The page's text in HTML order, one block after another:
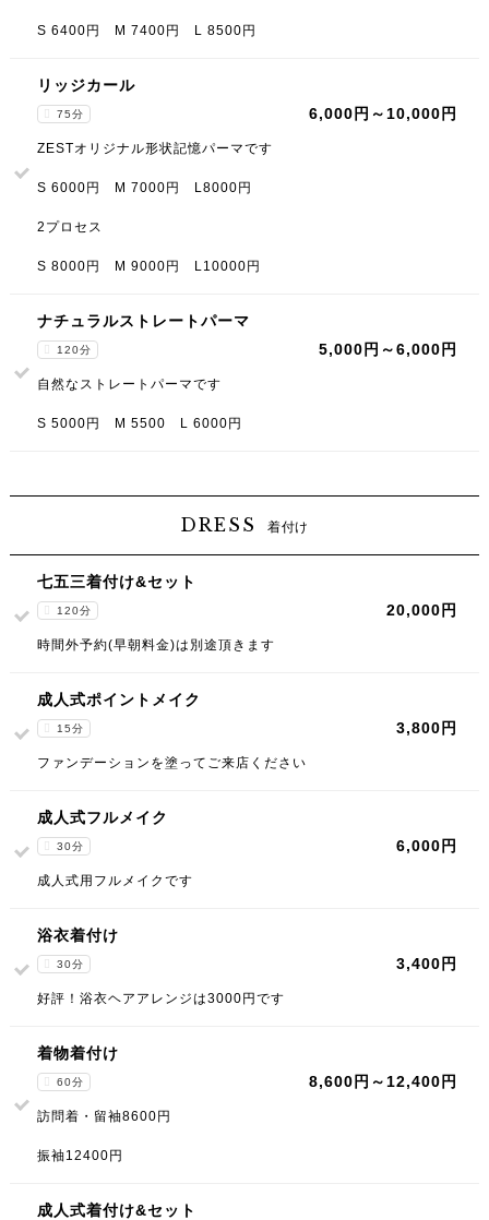
S 6400円 M 7400円 L 8500円
リッジカール
75分 6,000円～10,000円
ZESTオリジナル形状記憶パーマです
S 6000円 M 7000円 L8000円
2プロセス
S 8000円 M 9000円 L10000円
ナチュラルストレートパーマ
120分 5,000円～6,000円
自然なストレートパーマです
S 5000円 M 5500 L 6000円
DRESS 着付け
七五三着付け&セット
120分 20,000円
時間外予約(早朝料金)は別途頂きます
成人式ポイントメイク
15分 3,800円
ファンデーションを塗ってご来店ください
成人式フルメイク
30分 6,000円
成人式用フルメイクです
浴衣着付け
30分 3,400円
好評！浴衣ヘアアレンジは3000円です
着物着付け
60分 8,600円～12,400円
訪問着・留袖8600円
振袖12400円
成人式着付け&セット